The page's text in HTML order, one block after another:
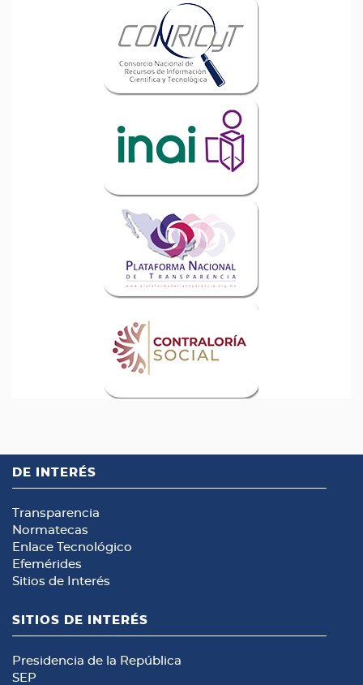
DE INTERÉS
Transparencia
Normatecas
Enlace Tecnológico
Efemérides
Sitios de Interés
SITIOS DE INTERÉS
Presidencia de la República
SEP